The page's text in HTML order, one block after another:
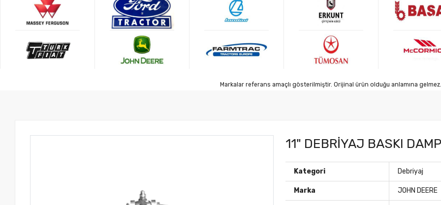
Markalar referans amaçlı gösterilmiştir. Orijinal ürün olduğu anlamına gelmez.
11" DEBRİYAJ BASKI
Kategori Debriyaj
Marka JOHN DEERE